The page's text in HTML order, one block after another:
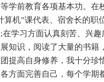
学前教育各项基本功。在
算机”课代表、宿舍长的职
在学习方面认真刻苦、兴
知识，阅读了大量的书籍
提高自身修养，我十分珍
方面完善自己，每个学期